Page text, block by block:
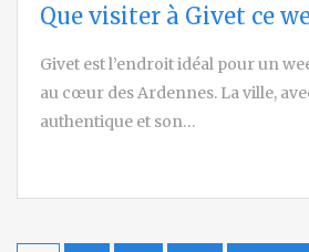
Que visiter à Givet ce
Givet est l’endroit idéal pour un
au cœur des Ardennes. La ville,
authentique et son…